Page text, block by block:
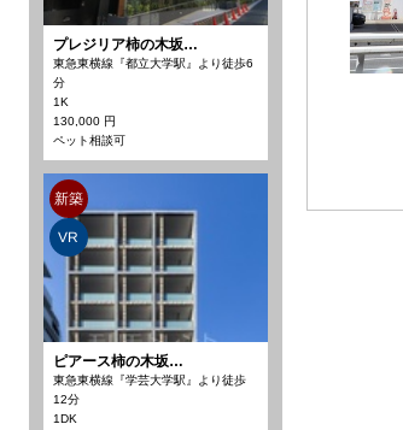
プレジリア柿の木坂…
東急東横線『都立大学駅』より徒歩6
分
1K
130,000 円
ペット相談可
新築
VR
ピアース柿の木坂…
東急東横線『学芸大学駅』より徒歩
12分
1DK